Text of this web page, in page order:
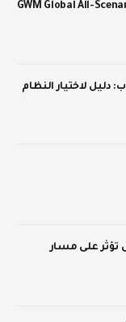
GWM Global All-
دليل لاختيار النظام
تؤثر على مسار